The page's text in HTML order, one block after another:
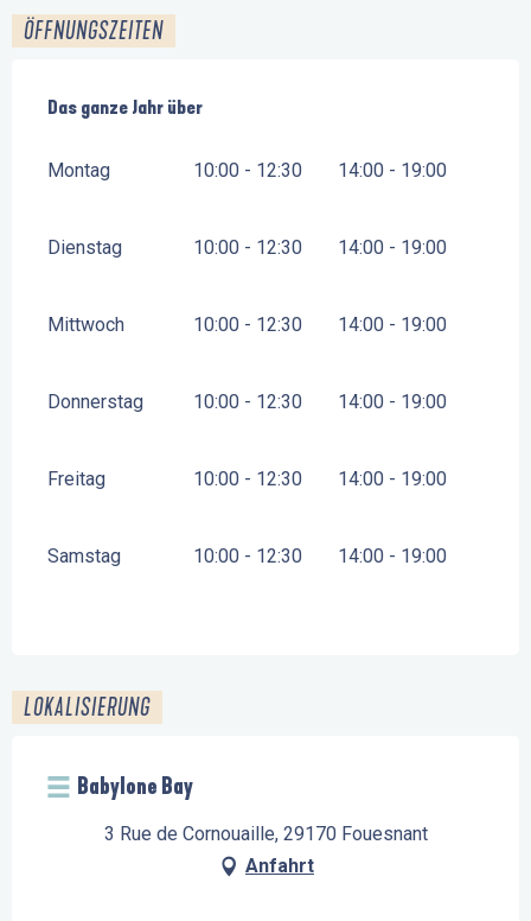
ÖFFNUNGSZEITEN
Das ganze Jahr über
Das ganze Jahr über
Montag 10:00 - 12:30 14:00 - 19:00
Dienstag 10:00 - 12:30 14:00 - 19:00
Mittwoch 10:00 - 12:30 14:00 - 19:00
Donnerstag 10:00 - 12:30 14:00 - 19:00
Freitag 10:00 - 12:30 14:00 - 19:00
Samstag 10:00 - 12:30 14:00 - 19:00
LOKALISIERUNG
Babylone Bay
3 Rue de Cornouaille, 29170 Fouesnant
Anfahrt